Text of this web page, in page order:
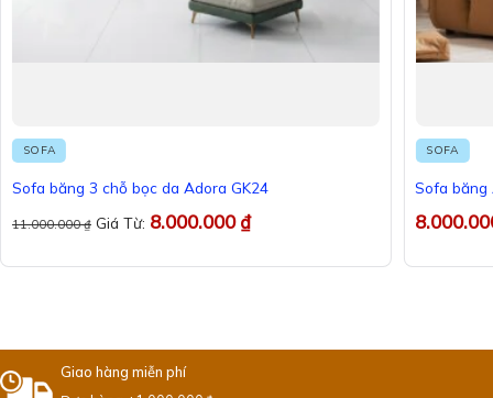
SOFA
Sofa băng 3 chỗ bọc da Adora GK24
11.000.000₫ Giá Từ: 8.000.000₫
SOFA
Sofa băng
Giao hàng miễn phí